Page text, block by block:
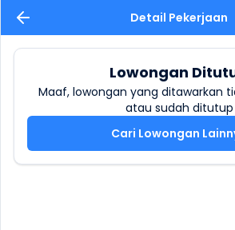
Detail Pekerjaan
Lowongan
Maaf, lowongan yang ditawarkan
atau sudah ditutup
Cari Lowongan